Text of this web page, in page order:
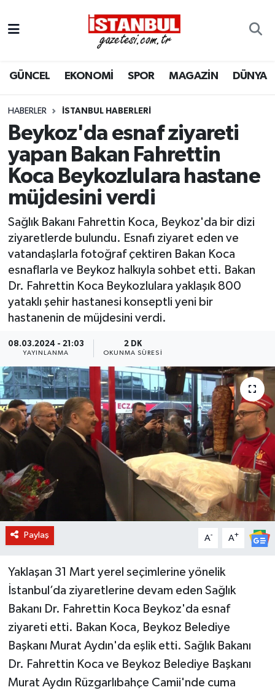
GÜNCEL EKONOMİ SPOR MAGAZİN DÜNYA
HABERLER İSTANBUL HABERLERI
Beykoz'da esnaf ziyareti
yapan Bakan Fahrettin
Koca Beykozlulara hastane
müjdesini verdi
Sağlık Bakanı Fahrettin Koca, Beykoz'da bir dizi
ziyaretlerde bulundu. Esnafı ziyaret eden ve
vatandaşlarla fotoğraf çektiren Bakan Koca
esnaflarla ve Beykoz halkıyla sohbet etti. Bakan
Dr. Fahrettin Koca Beykozlulara yaklaşık 800
yataklı şehir hastanesi konseptli yeni bir
hastanenin de müjdesini verdi.
08.03.2024 - 21:03
YAYINLANMA
2 DK
OKUNMA SÜRESI
Paylaş A- A+
Yaklaşan 31 Mart yerel seçimlerine yönelik
İstanbul’da ziyaretlerine devam eden Sağlık
Bakanı Dr. Fahrettin Koca Beykoz'da esnaf
ziyareti etti. Bakan Koca, Beykoz Belediye
Başkanı Murat Aydın'da eşlik etti. Sağlık Bakanı
Dr. Fahrettin Koca ve Beykoz Belediye Başkanı
Murat Aydın Rüzgarlıbahçe Camii'nde cuma
EKONOMİ
İSTANBUL
DÜNYA
SPOR
MAGAZİN
KÜLTÜR SANAT
SAĞLIK
BİLİM VE TEKNOLOJİ
Nöbetçi Eczaneler
Hava Durumu
Trafik Durumu
Süper Lig Puan Durumu ve Fikstür
Tüm Manşetler
Son Dakika Haberleri
Haber Arşivi